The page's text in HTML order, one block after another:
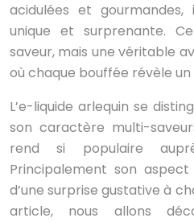
acidulées et
unique et surprenante.
saveur, mais une véritable
où chaque bouffée révèle un
L’e-liquide arlequin se
son caractère multi-
rend si populaire
Principalement son
d’une surprise gustative à
article, nous allons